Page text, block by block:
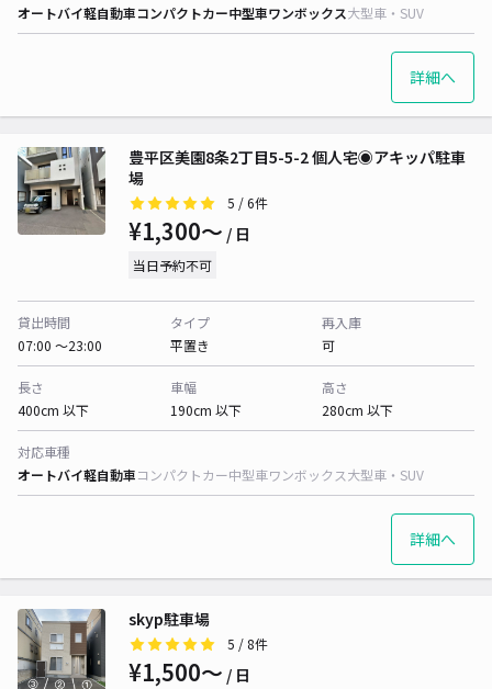
オートバイ軽自動車コンパクトカー中型車ワンボックス大型車・SUV
詳細へ
豊平区美園8条2丁目5-5-2 個人宅◉アキッパ駐車
場
5 / 6件
¥1,300〜 / 日
当日予約不可
貸出時間
07:00 〜23:00
タイプ
平置き
再入庫
可
長さ
400cm 以下
車幅
190cm 以下
高さ
280cm 以下
対応車種
オートバイ軽自動車コンパクトカー中型車ワンボックス大型車・SUV
詳細へ
skyp駐車場
5 / 8件
¥1,500〜 / 日